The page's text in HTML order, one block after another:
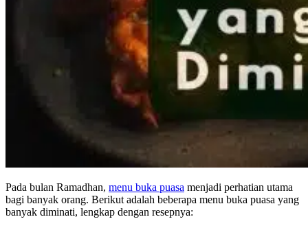
Pada bulan Ramadhan, menu buka puasa menjadi perhatian utama
bagi banyak orang. Berikut adalah beberapa menu buka puasa yang
banyak diminati, lengkap dengan resepnya: